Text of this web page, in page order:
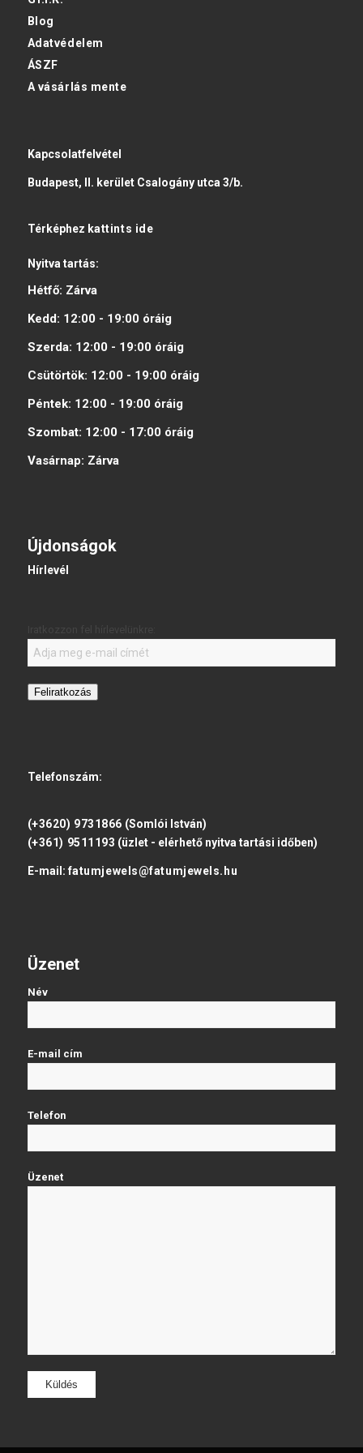
Blog
Adatvédelem
ÁSZF
A vásárlás mente
Kapcsolatfelvétel
Budapest, II. kerület Csalogány utca 3/b.
Térképhez kattints ide
Nyitva tartás:
Hétfő: Zárva
Kedd: 12:00 - 19:00 óráig
Szerda: 12:00 - 19:00 óráig
Csütörtök: 12:00 - 19:00 óráig
Péntek: 12:00 - 19:00 óráig
Szombat: 12:00 - 17:00 óráig
Vasárnap: Zárva
Újdonságok
Hírlevél
Feliratkozás
Telefonszám:
(+3620) 9731866 (Somlói István)
(+361) 9511193 (üzlet - elérhető nyitva tartási időben)
E-mail: fatumjewels@fatumjewels.hu
Üzenet
Név
E-mail cím
Telefon
Üzenet